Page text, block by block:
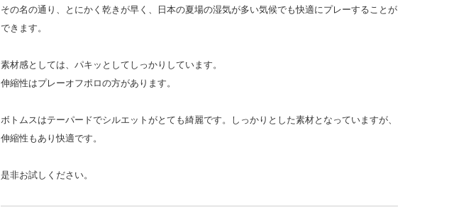
その名の通り、とにかく乾きが早く、日本の夏場の湿気が多い気候でも快適にプレーすることが
できます。
素材感としては、パキッとしてしっかりしています。
伸縮性はプレーオフポロの方があります。
ボトムスはテーパードでシルエットがとても綺麗です。しっかりとした素材となっていますが、
伸縮性もあり快適です。
是非お試しください。